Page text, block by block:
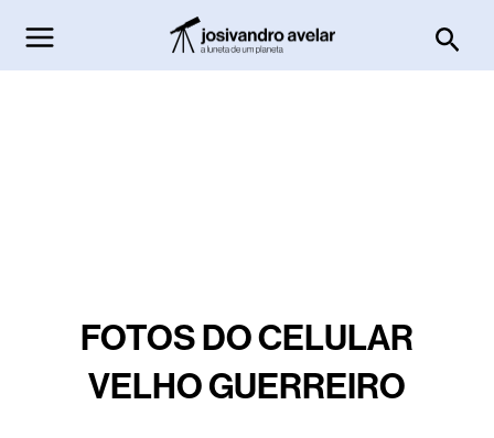
para
o
FOTOS DO CELULAR
VELHO GUERREIRO